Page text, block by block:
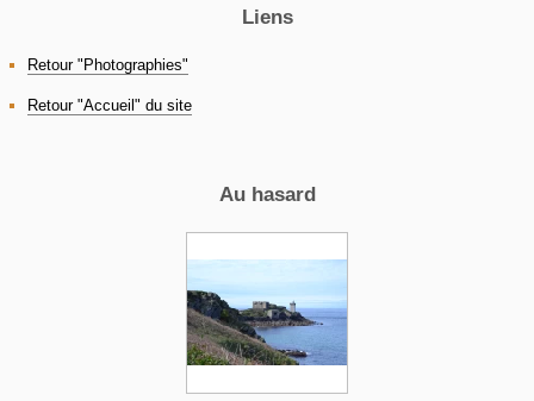
Liens
Retour "Photographies"
Retour "Accueil" du site
Au hasard